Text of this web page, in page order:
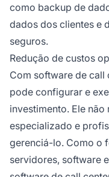
como backup de
dados dos clientes e
seguros.
Redução de custos
Com software de call
pode configurar e
investimento. Ele
especializado e
gerenciá-lo. Como o
servidores, software